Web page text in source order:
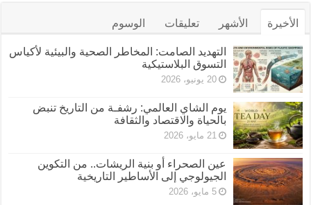
الأخيرة الأشهر تعليقات الوسوم
التهديد الصامت: المخاطر الصحية والبيئية لأكياس
التسوق البلاستيكية
20 يونيو، 2026
يوم الشاي العالمي: رشفـة من التاريخ تنبض
بالحياة والاقتصاد والثقافة
21 مايو، 2026
عين الصحراء أو بنية الريشات.. من التكوين
الجيولوجي إلى الأساطير التاريخية
5 مايو، 2026